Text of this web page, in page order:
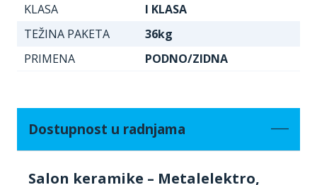
KLASA
I KLASA
TEŽINA PAKETA
36kg
PRIMENA
PODNO/ZIDNA
Dostupnost u radnjama
Salon keramike – Metalelektro,